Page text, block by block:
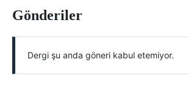
Gönderiler
Dergi şu anda göneri kabul etemiyor.